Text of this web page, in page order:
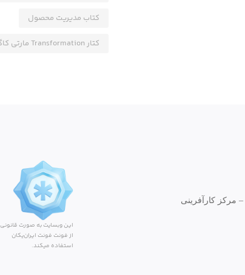
کتاب مدیریت محصول
کتار Transformation مارتی کاگان
مرکز کارآفرینی
این وبسایت به صورت قانونی
از فونت فونت ایران‌یکان
استفاده میکند.